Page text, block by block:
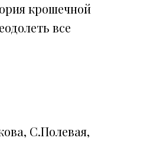
крошечной
все
С.Полевая,